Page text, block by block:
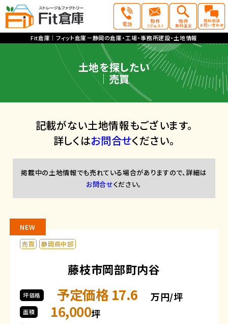
Fit倉庫｜フィット倉庫－静岡の倉庫・工場・事務所建設・土地情報
土地を探したい
｜売買
記載がない土地情報もございます。
詳しくはお問合せください。
掲載中の土地情報でも売れている場合がありますので、詳細は
お問合せください。
NEW
売買 静岡県中部
藤枝市岡部町内谷
坪価格 予定価格 17.6万円/坪
面積 16,000坪